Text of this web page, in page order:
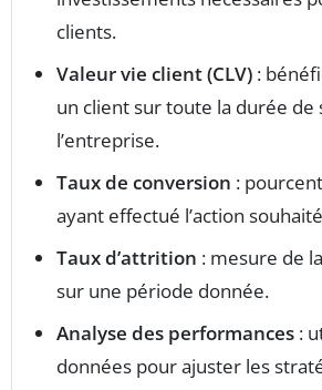
clients.
Valeur vie client (CLV) :
un client sur toute la durée de
l’entreprise.
Taux de conversion :
ayant effectué l’action
Taux d’attrition : mesure de
sur une période donnée.
Analyse des performances :
données pour ajuster les